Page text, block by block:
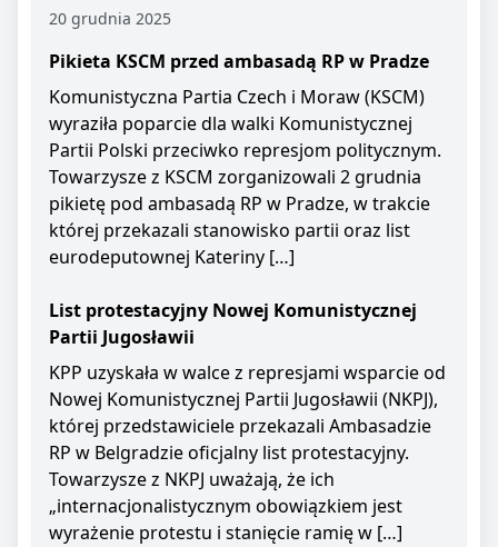
20 grudnia 2025
Pikieta KSCM przed ambasadą RP w Pradze
Komunistyczna Partia Czech i Moraw (KSCM)
wyraziła poparcie dla walki Komunistycznej
Partii Polski przeciwko represjom politycznym.
Towarzysze z KSCM zorganizowali 2 grudnia
pikietę pod ambasadą RP w Pradze, w trakcie
której przekazali stanowisko partii oraz list
eurodeputownej Kateriny […]
List protestacyjny Nowej Komunistycznej
Partii Jugosławii
KPP uzyskała w walce z represjami wsparcie od
Nowej Komunistycznej Partii Jugosławii (NKPJ),
której przedstawiciele przekazali Ambasadzie
RP w Belgradzie oficjalny list protestacyjny.
Towarzysze z NKPJ uważają, że ich
„internacjonalistycznym obowiązkiem jest
wyrażenie protestu i stanięcie ramię w […]